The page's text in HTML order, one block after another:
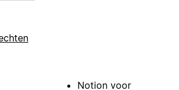
Notion voor